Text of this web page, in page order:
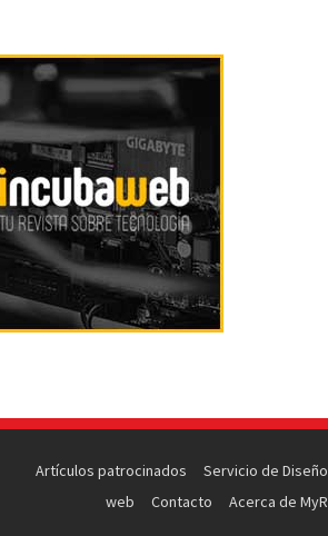
Artículos patrocinados
Servicio de Diseño
web
Contacto Acerca de MyR